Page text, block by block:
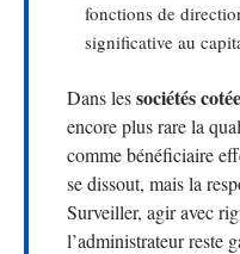
fonctions de
significative au
Dans lessociétés
encore plus rare la
comme bénéficiaire
se dissout, mais la
Surveiller, agir avec
l’administrateur reste